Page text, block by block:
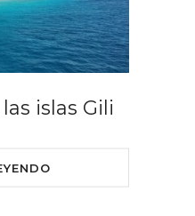
islas Gili